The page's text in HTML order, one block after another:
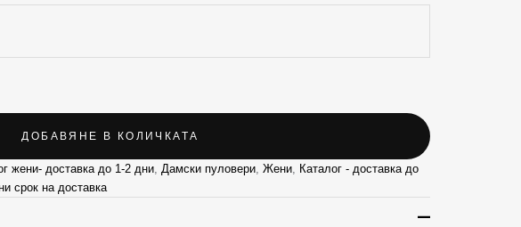
ДОБАВЯНЕ В КОЛИЧКАТА
жени- доставка до 1-2 дни, Дамски пуловери, Жени, Каталог - доставка до
срок на доставка